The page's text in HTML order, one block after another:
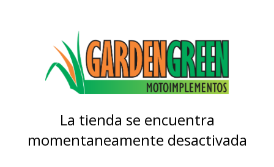
La tienda se encuentra
momentaneamente desactivada